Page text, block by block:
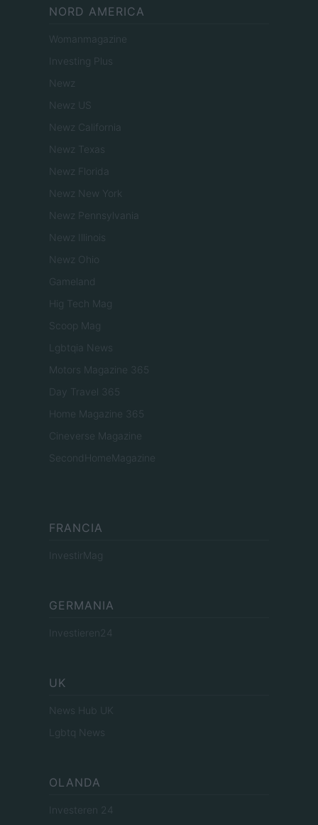
NORD AMERICA
Womanmagazine
Investing Plus
Newz
Newz US
Newz California
Newz Texas
Newz Florida
Newz New York
Newz Pennsylvania
Newz Illinois
Newz Ohio
Gameland
Hig Tech Mag
Scoop Mag
Lgbtqia News
Motors Magazine 365
Day Travel 365
Home Magazine 365
Cineverse Magazine
SecondHomeMagazine
FRANCIA
InvestirMag
GERMANIA
Investieren24
UK
News Hub UK
Lgbtq News
OLANDA
Investeren 24